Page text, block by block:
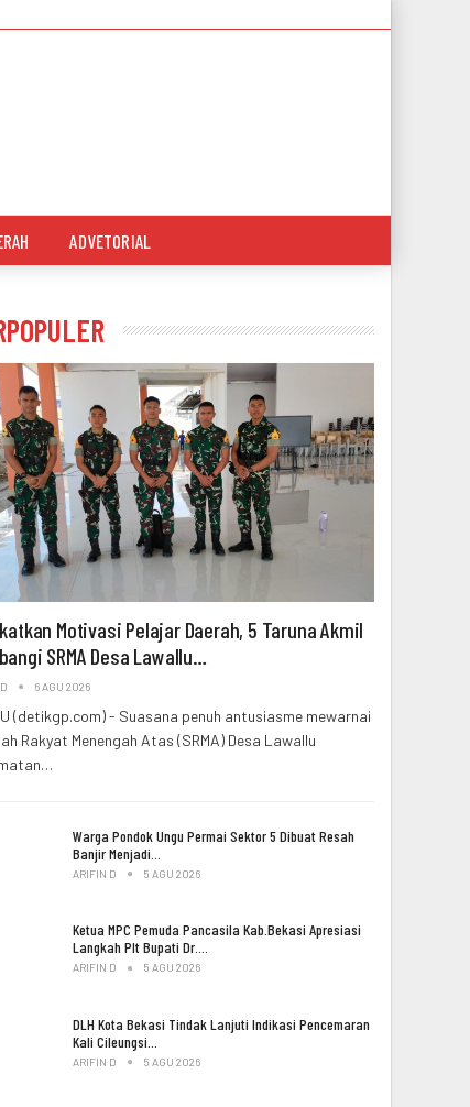
ADVETORIAL
Motivasi Pelajar Daerah, 5 Taruna Akmil
SRMA Desa Lawallu…
6 AGU 2026
(detikgp.com) - Suasana penuh antusiasme mewarnai
Rakyat Menengah Atas (SRMA) Desa Lawallu
Warga Pondok Ungu Permai Sektor 5 Dibuat Resah
Banjir Menjadi…
ARIFIN D 5 AGU 2026
Ketua MPC Pemuda Pancasila Kab.Bekasi Apresiasi
Langkah Plt Bupati Dr.…
ARIFIN D 5 AGU 2026
DLH Kota Bekasi Tindak Lanjuti Indikasi Pencemaran
Kali Cileungsi…
ARIFIN D 5 AGU 2026